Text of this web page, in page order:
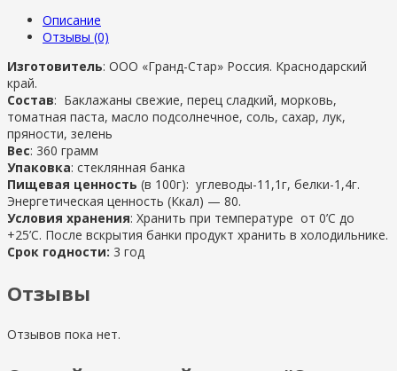
Описание
Отзывы (0)
Изготовитель: ООО «Гранд-Стар» Россия. Краснодарский
край.
Состав: Баклажаны свежие, перец сладкий, морковь,
томатная паста, масло подсолнечное, соль, сахар, лук,
пряности, зелень
Вес: 360 грамм
Упаковка: стеклянная банка
Пищевая ценность (в 100г): углеводы-11,1г, белки-1,4г.
Энергетическая ценность (Ккал) — 80.
Условия хранения: Хранить при температуре от 0’C до
+25’C. После вскрытия банки продукт хранить в холодильнике.
Срок годности: 3 год
Отзывы
Отзывов пока нет.